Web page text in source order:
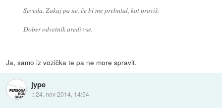
Seveda. Zakaj pa ne, če bi me prebutal, kot praviš.
Dober odvetnik uredi vse.
Ja, samo iz vozička te pa ne more spravit.
jype
::24. nov 2014, 14:54